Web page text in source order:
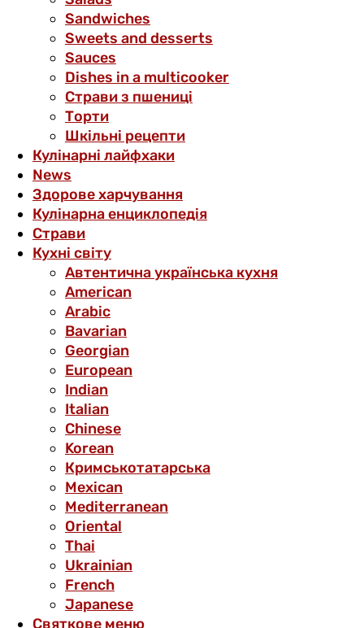
Sandwiches
Sweets and desserts
Sauces
Dishes in a multicooker
Страви з пшениці
Торти
Шкільні рецепти
Кулінарні лайфхаки
News
Здорове харчування
Кулінарна енциклопедія
Страви
Кухні світу
Автентична українська кухня
American
Arabic
Bavarian
Georgian
European
Indian
Italian
Chinese
Korean
Кримськотатарська
Mexican
Mediterranean
Oriental
Thai
Ukrainian
French
Japanese
Святкове меню